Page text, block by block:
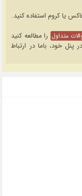
متداول را مطالعه کنید
در پنل خود، باما در ارتباط